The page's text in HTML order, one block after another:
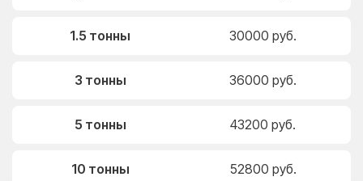
1.5 тонны 30000 руб.
3 тонны 36000 руб.
5 тонны 43200 руб.
10 тонны 52800 руб.